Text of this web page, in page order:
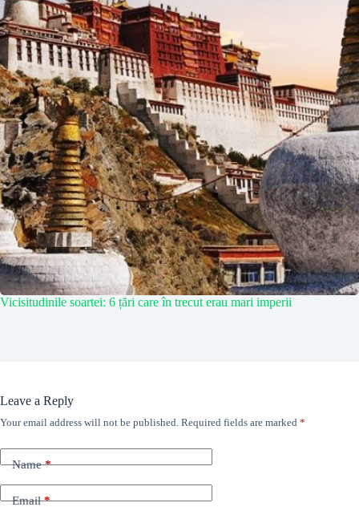
Vicisitudinile soartei: 6 țări care în trecut erau mari imperii
Leave a Reply
Your email address will not be published. Required fields are marked *
Name*
Email*